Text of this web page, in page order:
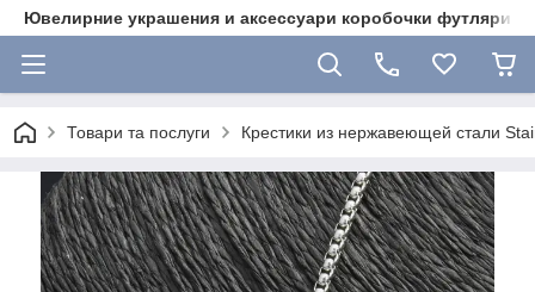
Ювелирние украшения и аксессуари коробочки футляри
Товари та послуги Крестики из нержавеющей стали